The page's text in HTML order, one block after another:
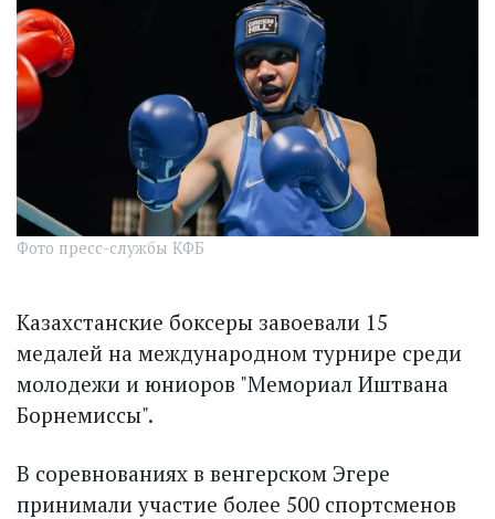
Фото пресс-службы КФБ
Казахстанские боксеры завоевали 15
медалей на международном турнире среди
молодежи и юниоров "Мемориал Иштвана
Борнемиссы".
В соревнованиях в венгерском Эгере
принимали участие более 500 спортсменов